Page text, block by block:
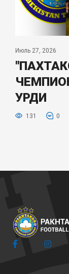
Июль 27, 2026
УРДИ
131 0